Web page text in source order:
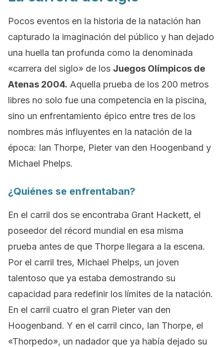
Pocos eventos en la historia de la natación han
capturado la imaginación del público y han dejado
una huella tan profunda como la denominada
«carrera del siglo» de los Juegos Olímpicos de
Atenas 2004. Aquella prueba de los 200 metros
libres no solo fue una competencia en la piscina,
sino un enfrentamiento épico entre tres de los
nombres más influyentes en la natación de la
época: Ian Thorpe, Pieter van den Hoogenband y
Michael Phelps.
¿Quiénes se enfrentaban?
En el carril dos se encontraba Grant Hackett, el
poseedor del récord mundial en esa misma
prueba antes de que Thorpe llegara a la escena.
Por el carril tres, Michael Phelps, un joven
talentoso que ya estaba demostrando su
capacidad para redefinir los límites de la natación.
En el carril cuatro el gran Pieter van den
Hoogenband. Y en el carril cinco, Ian Thorpe, el
«Thorpedo», un nadador que ya había dejado su